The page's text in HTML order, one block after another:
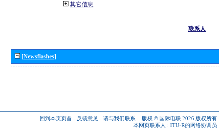
其它信息
联系人
[Newsflashes]
回到本页页首 - 反馈意见 - 请与我们联系 - 版权 © 国际电联 2026 版权所有
本网页联系人 : ITU-R的网络协调员